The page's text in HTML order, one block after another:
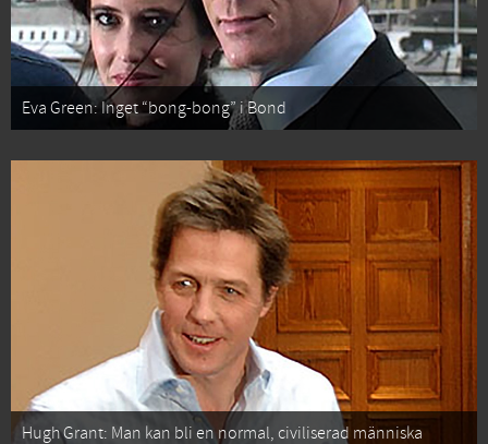
Eva Green: Inget “bong-bong” i Bond
Hugh Grant: Man kan bli en normal, civiliserad människa